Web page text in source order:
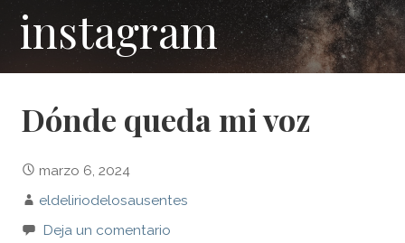
instagram
Dónde queda mi voz
marzo 6, 2024
eldeliriodelosausentes
Deja un comentario